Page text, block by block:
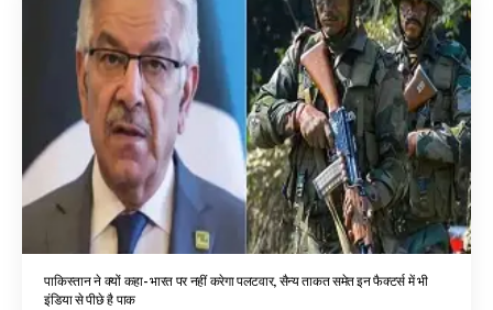
पाकिस्तान ने क्यों कहा- भारत पर नहीं करेगा पलटवार, सैन्य ताकत समेत इन फैक्टर्स में भी
इंडिया से पीछे है पाक